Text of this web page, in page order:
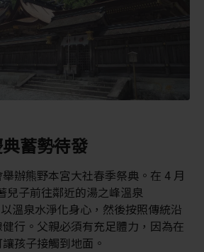
蓄勢待發
辦熊野本宮大社春季祭典。在 4 月
兒子前往鄰近的湯之峰溫泉
溫泉水淨化身心，然後按照傳統沿
行。父親必須有充足體力，因為在
孩子接觸到地面。